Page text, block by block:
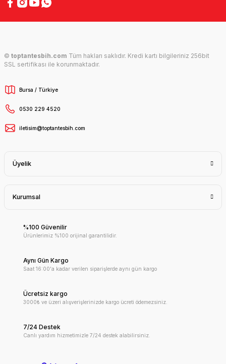
© toptantesbih.com Tüm hakları saklıdır. Kredi kartı bilgileriniz 256bit
SSL sertifikası ile korunmaktadır.
Bursa / Türkiye
0530 229 4520
iletisim@toptantesbih.com
Üyelik
Kurumsal
%100 Güvenilir
Ürünlerimiz %100 orijinal garantilidir.
Aynı Gün Kargo
Saat 16:00'a kadar verilen siparişlerde aynı gün kargo
Ücretsiz kargo
3000₺ ve üzeri alışverişlerinizde kargo ücreti ödemezsiniz.
7/24 Destek
Canlı yardım hizmetimizle 7/24 destek alabilirsiniz.